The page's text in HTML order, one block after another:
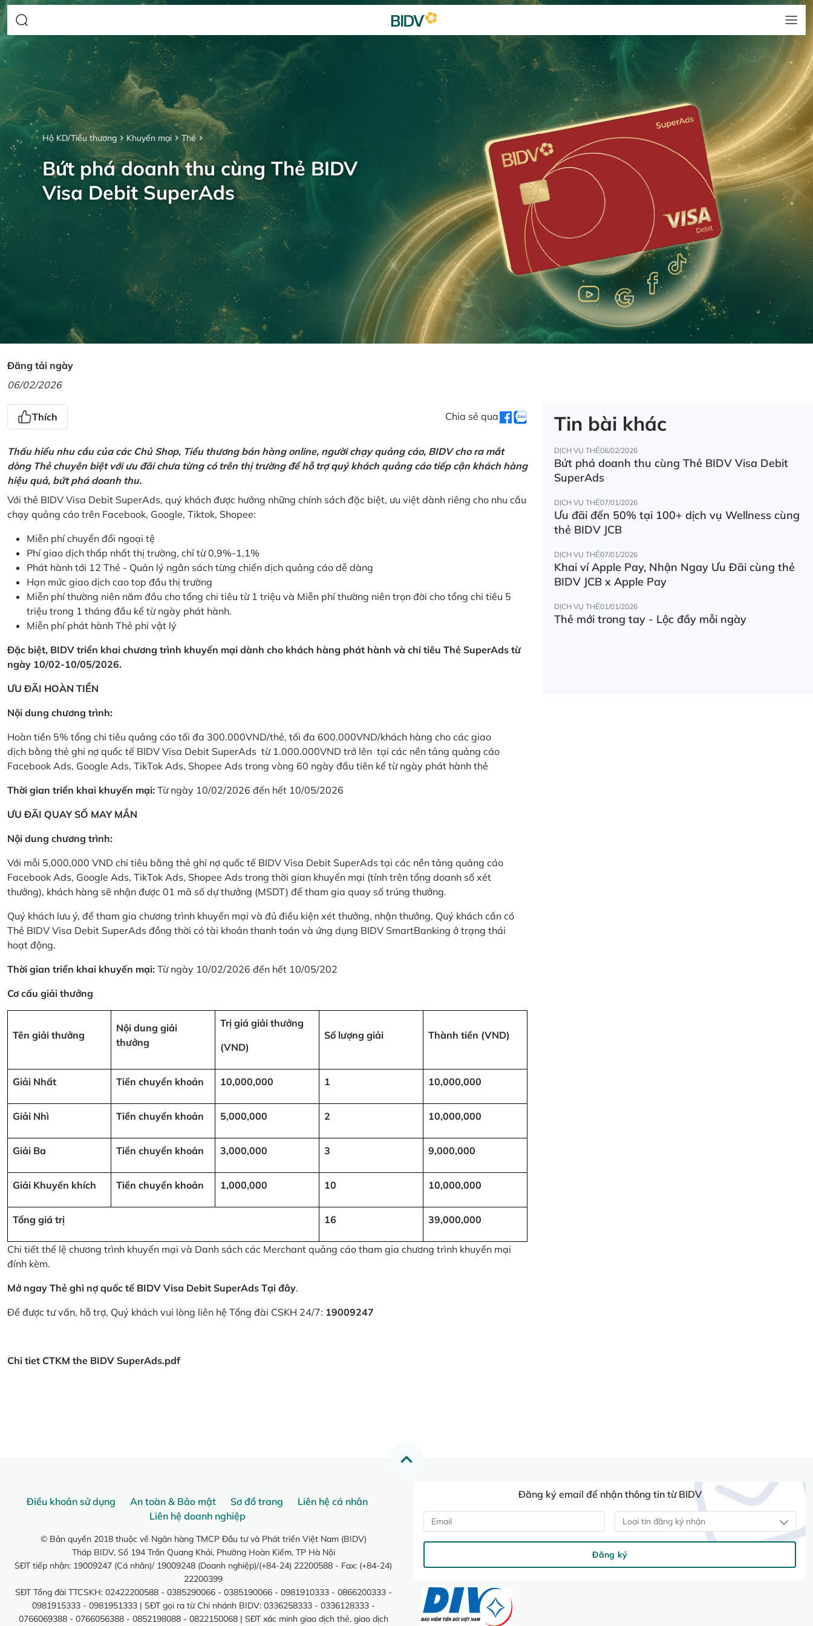
Hộ KD/Tiểu thương Khuyến mại Thẻ
Bứt phá doanh thu cùng Thẻ BIDV
Visa Debit SuperAds
Đăng tải ngày
06/02/2026
Thích Chia sẻ qua
Thấu hiểu nhu cầu của các Chủ Shop, Tiểu thương bán hàng online, người chạy quảng cáo, BIDV cho ra mắt
dòng Thẻ chuyên biệt với ưu đãi chưa từng có trên thị trường để hỗ trợ quý khách quảng cáo tiếp cận khách hàng
hiệu quả, bứt phá doanh thu.
Với thẻ BIDV Visa Debit SuperAds, quý khách được hưởng những chính sách đặc biệt, ưu việt dành riêng cho nhu cầu
chạy quảng cáo trên Facebook, Google, Tiktok, Shopee:
Miễn phí chuyển đổi ngoại tệ
Phí giao dịch thấp nhất thị trường, chỉ từ 0,9%-1,1%
Phát hành tới 12 Thẻ - Quản lý ngân sách từng chiến dịch quảng cáo dễ dàng
Hạn mức giao dịch cao top đầu thị trường
Miễn phí thường niên năm đầu cho tổng chi tiêu từ 1 triệu và Miễn phí thường niên trọn đời cho tổng chi tiêu 5
triệu trong 1 tháng đầu kể từ ngày phát hành.
Miễn phí phát hành Thẻ phi vật lý
Đặc biệt, BIDV triển khai chương trình khuyến mại dành cho khách hàng phát hành và chi tiêu Thẻ SuperAds từ
ngày 10/02-10/05/2026.
ƯU ĐÃI HOÀN TIỀN
Nội dung chương trình:
Hoàn tiền 5% tổng chi tiêu quảng cáo tối đa 300.000VND/thẻ, tối đa 600.000VND/khách hàng cho các giao
dịch bằng thẻ ghi nợ quốc tế BIDV Visa Debit SuperAds từ 1.000.000VND trở lên tại các nền tảng quảng cáo
Facebook Ads, Google Ads, TikTok Ads, Shopee Ads trong vòng 60 ngày đầu tiên kể từ ngày phát hành thẻ
Thời gian triển khai khuyến mại: Từ ngày 10/02/2026 đến hết 10/05/2026
ƯU ĐÃI QUAY SỐ MAY MẮN
Nội dung chương trình:
Với mỗi 5,000,000 VND chi tiêu bằng thẻ ghi nợ quốc tế BIDV Visa Debit SuperAds tại các nền tảng quảng cáo
Facebook Ads, Google Ads, TikTok Ads, Shopee Ads trong thời gian khuyến mại (tính trên tổng doanh số xét
thưởng), khách hàng sẽ nhận được 01 mã số dự thưởng (MSDT) để tham gia quay số trúng thưởng.
Quý khách lưu ý, để tham gia chương trình khuyến mại và đủ điều kiện xét thưởng, nhận thưởng, Quý khách cần có
Thẻ BIDV Visa Debit SuperAds đồng thời có tài khoản thanh toán và ứng dụng BIDV SmartBanking ở trạng thái
hoạt động.
Thời gian triển khai khuyến mại: Từ ngày 10/02/2026 đến hết 10/05/202
Cơ cấu giải thưởng
Tên giải thưởng
Nội dung giải
thưởng
Trị giá giải thưởng
(VND)
Số lượng giải Thành tiền (VND)
Giải Nhất Tiền chuyển khoản 10,000,000 1 10,000,000
Giải Nhì Tiền chuyển khoản 5,000,000 2 10,000,000
Giải Ba Tiền chuyển khoản 3,000,000 3 9,000,000
Giải Khuyến khích Tiền chuyển khoản 1,000,000 10 10,000,000
Tổng giá trị 16 39,000,000
Chi tiết thể lệ chương trình khuyến mại và Danh sách các Merchant quảng cáo tham gia chương trình khuyến mại
đính kèm.
Mở ngay Thẻ ghi nợ quốc tế BIDV Visa Debit SuperAds Tại đây.
Để được tư vấn, hỗ trợ, Quý khách vui lòng liên hệ Tổng đài CSKH 24/7: 19009247
Chi tiet CTKM the BIDV SuperAds.pdf
Tin bài khác
DỊCH VỤ THẺ06/02/2026
Bứt phá doanh thu cùng Thẻ BIDV Visa Debit
SuperAds
DỊCH VỤ THẺ07/01/2026
Ưu đãi đến 50% tại 100+ dịch vụ Wellness cùng
thẻ BIDV JCB
DỊCH VỤ THẺ07/01/2026
Khai ví Apple Pay, Nhận Ngay Ưu Đãi cùng thẻ
BIDV JCB x Apple Pay
DỊCH VỤ THẺ01/01/2026
Thẻ mới trong tay - Lộc đầy mỗi ngày
Điều khoản sử dụng An toàn & Bảo mật Sơ đồ trang
Liên hệ cá nhân
Liên hệ doanh nghiệp
© Bản quyền 2018 thuộc về Ngân hàng TMCP Đầu tư và Phát triển Việt Nam (BIDV)
Tháp BIDV, Số 194 Trần Quang Khải, Phường Hoàn Kiếm, TP Hà Nội
SĐT tiếp nhận: 19009247 (Cá nhân)/ 19009248 (Doanh nghiệp)/(+84-24) 22200588 - Fax: (+84-24)
22200399
SĐT Tổng đài TTCSKH: 02422200588 - 0385290066 - 0385190066 - 0981910333 - 0866200333 -
0981915333 - 0981951333 | SĐT gọi ra từ Chi nhánh BIDV: 0336258333 - 0336128333 -
0766069388 - 0766056388 - 0852198088 - 0822150068 | SĐT xác minh giao dịch thẻ, giao dịch
Đăng ký email để nhận thông tin từ BIDV
Loại tin đăng ký nhận
Đăng ký